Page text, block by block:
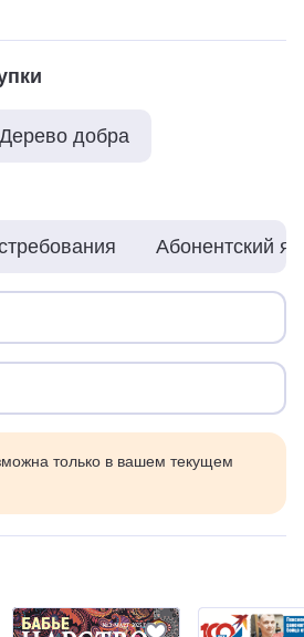
Дерево добра
Абонентский
только в вашем текущем